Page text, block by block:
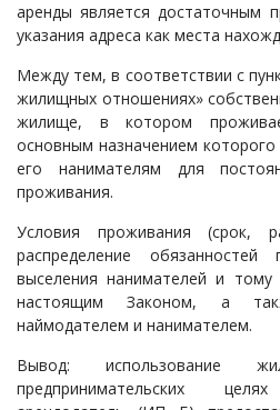
аренды является достаточным
указания адреса как места
Между тем, в соответствии с
жилищных отношениях»
жилище, в котором
основным назначением которого
его нанимателям для
проживания.
Условия проживания (срок,
распределение
выселения нанимателей и
настоящим Законом, а
наймодателем и нанимателем.
Вывод: использование
предпринимательских